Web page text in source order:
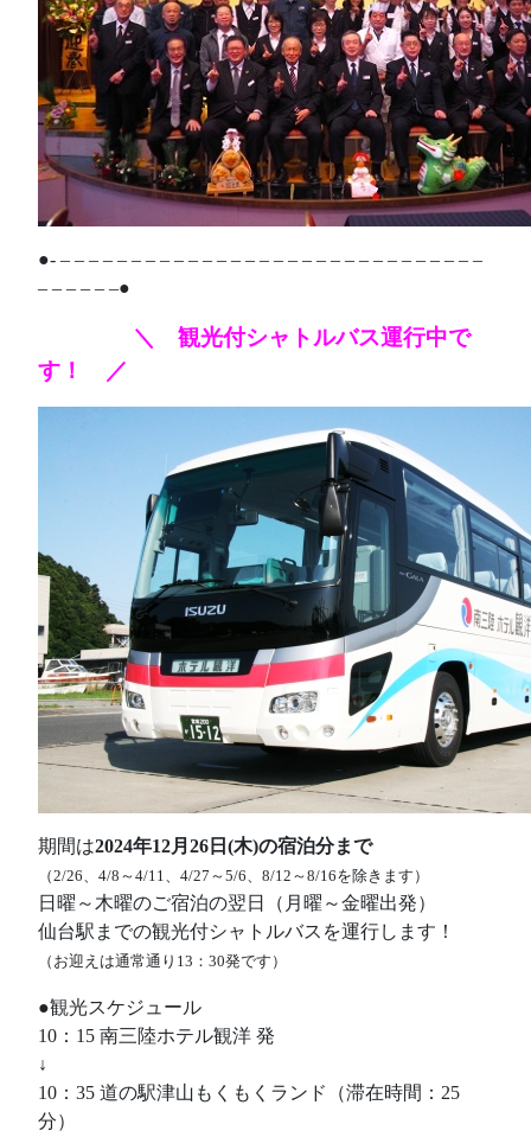
●- – – – – – – – – – – – – – – – – – – – – – – – – – – – – – –
– – – – – –●
＼ 観光付シャトルバス運行中で
す！ ／
期間は2024年12月26日(木)の宿泊分まで
（2/26、4/8～4/11、4/27～5/6、8/12～8/16を除きます）
日曜～木曜のご宿泊の翌日（月曜～金曜出発）
仙台駅までの観光付シャトルバスを運行します！
（お迎えは通常通り13：30発です）
●観光スケジュール
10：15 南三陸ホテル観洋 発
↓
10：35 道の駅津山もくもくランド（滞在時間：25
分）